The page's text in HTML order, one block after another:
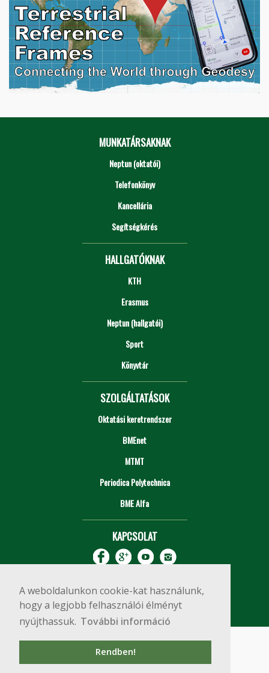
A weboldalunkon cookie-kat használunk,
hogy a legjobb felhasználói élményt
nyújthassuk. További információ
Rendben!
MUNKATÁRSAKNAK
Neptun (oktatói)
Telefonkönyv
Kancellária
Segítségkérés
HALLGATÓKNAK
KTH
Erasmus
Neptun (hallgatói)
Sport
Könyvtár
SZOLGÁLTATÁSOK
Oktatási keretrendszer
BMEnet
MTMT
Periodica Polytechnica
BME Alfa
KAPCSOLAT
Copyright © 2020 BME Építőmérnöki Kar
1111 Budapest, Műegyetem rkp. 3.